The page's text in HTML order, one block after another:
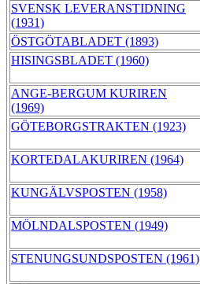
SVENSK LEVERANSTIDNING
(1931)
ÖSTGÖTABLADET (1893)
HISINGSBLADET (1960)
ANGE-BERGUM KURIREN
(1969)
GÖTEBORGSTRAKTEN (1923)
KORTEDALAKURIREN (1964)
KUNGÄLVSPOSTEN (1958)
MÖLNDALSPOSTEN (1949)
STENUNGSUNDSPOSTEN (1961)